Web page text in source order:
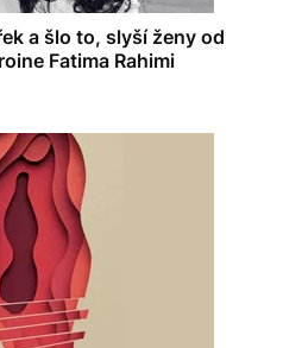
a šlo to, slyší ženy od
Fatima Rahimi